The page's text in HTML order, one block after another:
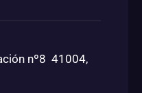
nº8 41004,